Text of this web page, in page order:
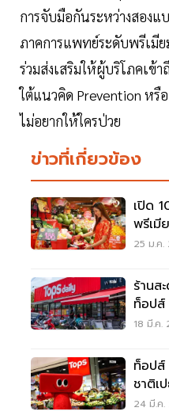
การจับมือกันระหว่างสอง
ภาคการแพทย์ระดับพรีเมี
ร่วมส่งเสริมให้ผู้บริโภคเข้
ใต้แนวคิด Prevention หรื
ไม่อยากให้ใครป่วย
ข่าวที่เกี่ยวข้อง
เปิด
พรีเมี
2568
25 ม.ค
ร้านส
ท็อปส์
18 มี.ค.
ท็อปส์
ชาติเ
โต
24 มี.ค